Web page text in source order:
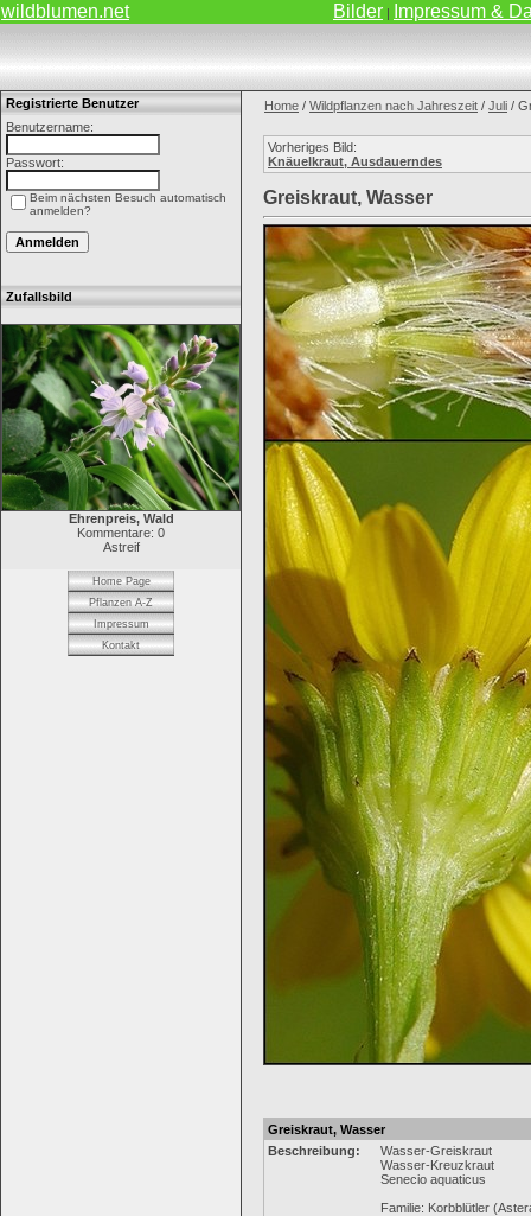
wildblumen.net Bilder | Impressum &
Registrierte Benutzer
Benutzername:
Passwort:
Beim nächsten Besuch automatisch
anmelden?
Zufallsbild
Ehrenpreis, Wald
Kommentare: 0
Astreif
Home Page
Pflanzen A-Z
Impressum
Kontakt
Home / Wildpflanzen nach Jahreszeit / Juli /
Vorheriges Bild:
Knäuelkraut, Ausdauerndes
Greiskraut, Wasser
Greiskraut, Wasser
Beschreibung:
Wasser-Greiskraut
Wasser-Kreuzkraut
Senecio aquaticus
Familie: Korbblütler